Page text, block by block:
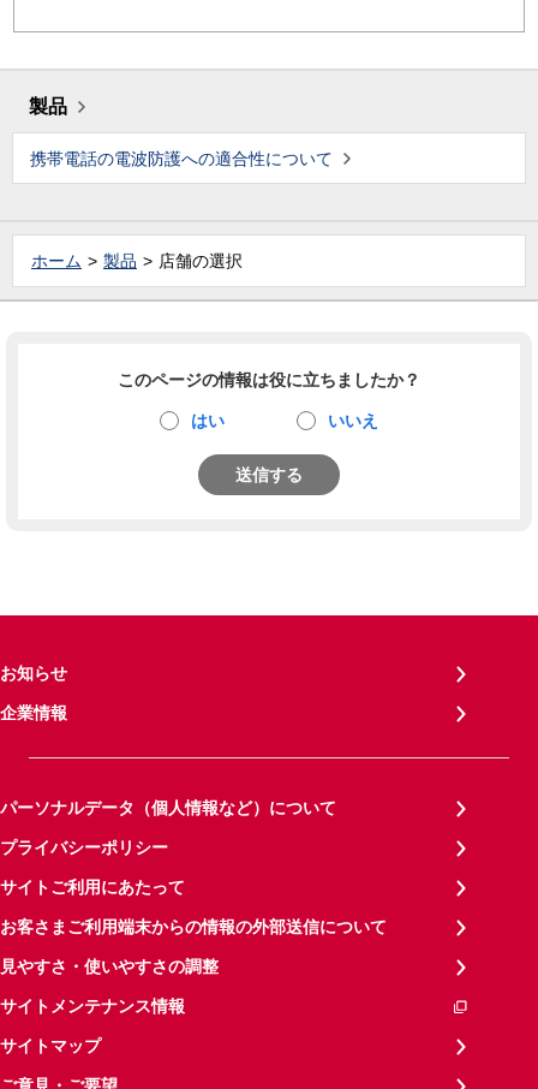
製品
携帯電話の電波防護への適合性について
ホーム 製品 店舗の選択
このページの情報は役に立ちましたか？
はい いいえ
送信する
お知らせ
企業情報
パーソナルデータ（個人情報など）について
プライバシーポリシー
サイトご利用にあたって
お客さまご利用端末からの情報の外部送信について
見やすさ・使いやすさの調整
サイトメンテナンス情報
サイトマップ